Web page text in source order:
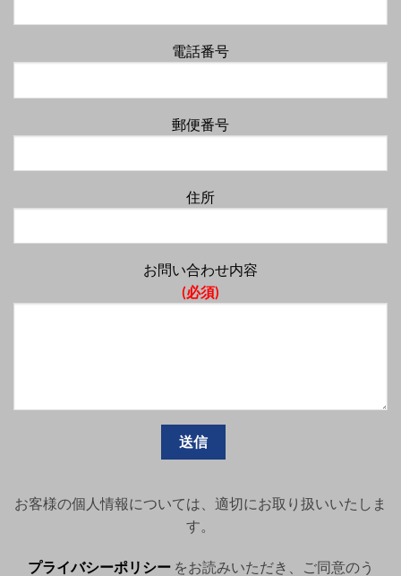
電話番号
郵便番号
住所
お問い合わせ内容
(必須)
お客様の個人情報については、適切にお取り扱いいたしま
す。
プライバシーポリシー をお読みいただき、ご同意のう